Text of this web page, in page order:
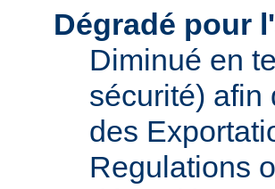
Dégradé pour
Diminué en
sécurité) afin
des
Regulations